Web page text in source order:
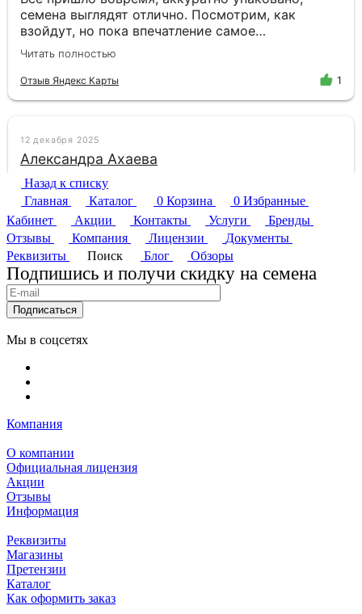
Назад к списку
Главная
Каталог 0 Корзина 0 Избранные
Кабинет
Акции Контакты Услуги
Бренды
Отзывы
Компания Лицензии
Документы
Реквизиты
Поиск Блог Обзоры
Подпишись и получи скидку на семена
Подписаться
Мы в соцсетях
Компания
О компании
Официальная лицензия
Акции
Отзывы
Информация
Реквизиты
Магазины
Претензии
Каталог
Как оформить заказ